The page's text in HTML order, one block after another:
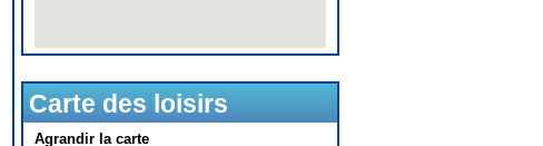
Carte des loisirs
Agrandir la carte